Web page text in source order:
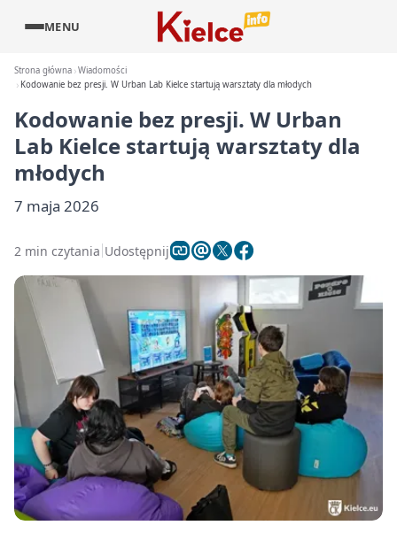
MENU
Strona główna Wiadomości
Kodowanie bez presji. W Urban Lab Kielce startują warsztaty dla młodych
Kodowanie bez presji. W Urban
Lab Kielce startują warsztaty dla
młodych
7 maja 2026
2 min czytania Udostępnij